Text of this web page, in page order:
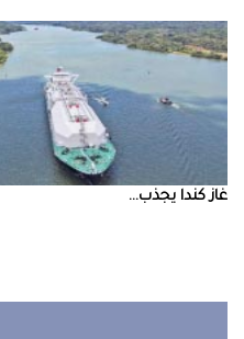
غاز‭ ‬كندا‭ ‬يجذب‭ ...